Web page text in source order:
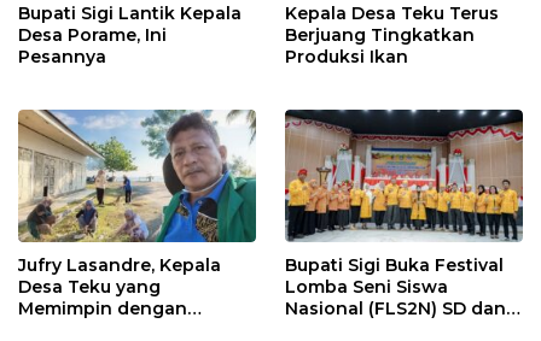
Bupati Sigi Lantik Kepala
Desa Porame, Ini
Pesannya
Kepala Desa Teku Terus
Berjuang Tingkatkan
Produksi Ikan
Jufry Lasandre, Kepala
Desa Teku yang
Memimpin dengan
Bupati Sigi Buka Festival
Lomba Seni Siswa
Nasional (FLS2N) SD dan